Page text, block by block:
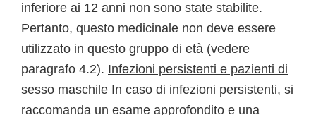
inferiore ai 12 anni non sono state stabilite.
Pertanto, questo medicinale non deve essere
utilizzato in questo gruppo di età (vedere
paragrafo 4.2). Infezioni persistenti e pazienti di
sesso maschile In caso di infezioni persistenti, si
raccomanda un esame approfondito e una